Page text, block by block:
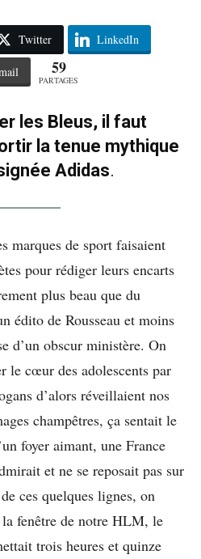
Twitter LinkedIn
59
PARTAGES
les Bleus, il faut
la tenue mythique
Adidas.
marques de sport faisaient
pour rédiger leurs encarts
plus beau que du
édito de Rousseau et moins
d’un obscur ministère. On
le cœur des adolescents par
d’alors réveillaient nos
champêtres, ça sentait le
foyer aimant, une France
et ne se reposait pas sur
ces quelques lignes, on
fenêtre de notre HLM, le
trois heures et quinze